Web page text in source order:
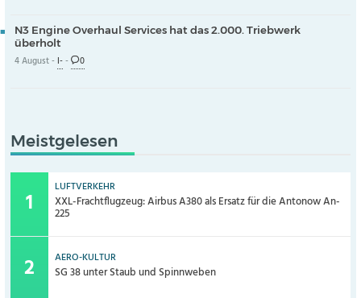
N3 Engine Overhaul Services hat das 2.000. Triebwerk
überholt
4 August - I-- 0
Meistgelesen
LUFTVERKEHR
XXL-Frachtflugzeug: Airbus A380 als Ersatz für die Antonow An-
225
AERO-KULTUR
SG 38 unter Staub und Spinnweben